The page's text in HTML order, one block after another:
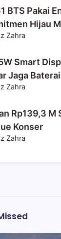
BTS Pakai
Hijau
Zahra
Smart
Jaga Baterai
Zahra
Rp139,3 M
Konser
Zahra